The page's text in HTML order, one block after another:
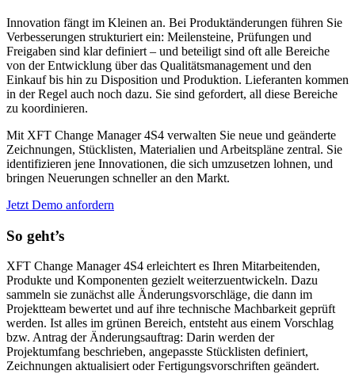
Innovation fängt im Kleinen an. Bei Produktänderungen führen Sie
Verbesserungen strukturiert ein: Meilensteine, Prüfungen und
Freigaben sind klar definiert – und beteiligt sind oft alle Bereiche
von der Entwicklung über das Qualitätsmanagement und den
Einkauf bis hin zu Disposition und Produktion. Lieferanten kommen
in der Regel auch noch dazu. Sie sind gefordert, all diese Bereiche
zu koordinieren.
Mit XFT Change Manager 4S4 verwalten Sie neue und geänderte
Zeichnungen, Stücklisten, Materialien und Arbeitspläne zentral. Sie
identifizieren jene Innovationen, die sich umzusetzen lohnen, und
bringen Neuerungen schneller an den Markt.
Jetzt Demo anfordern
So geht’s
XFT Change Manager 4S4 erleichtert es Ihren Mitarbeitenden,
Produkte und Komponenten gezielt weiterzuentwickeln. Dazu
sammeln sie zunächst alle Änderungsvorschläge, die dann im
Projektteam bewertet und auf ihre technische Machbarkeit geprüft
werden. Ist alles im grünen Bereich, entsteht aus einem Vorschlag
bzw. Antrag der Änderungsauftrag: Darin werden der
Projektumfang beschrieben, angepasste Stücklisten definiert,
Zeichnungen aktualisiert oder Fertigungsvorschriften geändert.